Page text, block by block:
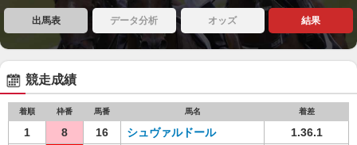
出馬表 データ分析 オッズ 結果
競走成績
着順 枠番 馬番 馬名 着差
1 8 16 シュヴァルドール
1.36.1